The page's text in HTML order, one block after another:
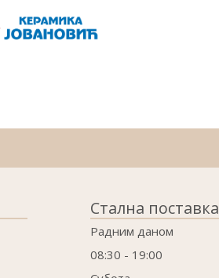
Стална поставка
Радним даном
08:30 - 19:00